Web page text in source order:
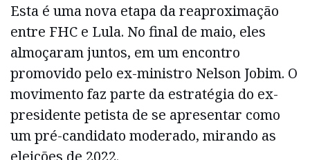
Esta é uma nova etapa da reaproximação
entre FHC e Lula. No final de maio, eles
almoçaram juntos, em um encontro
promovido pelo ex-ministro Nelson Jobim. O
movimento faz parte da estratégia do ex-
presidente petista de se apresentar como
um pré-candidato moderado, mirando as
eleições de 2022.